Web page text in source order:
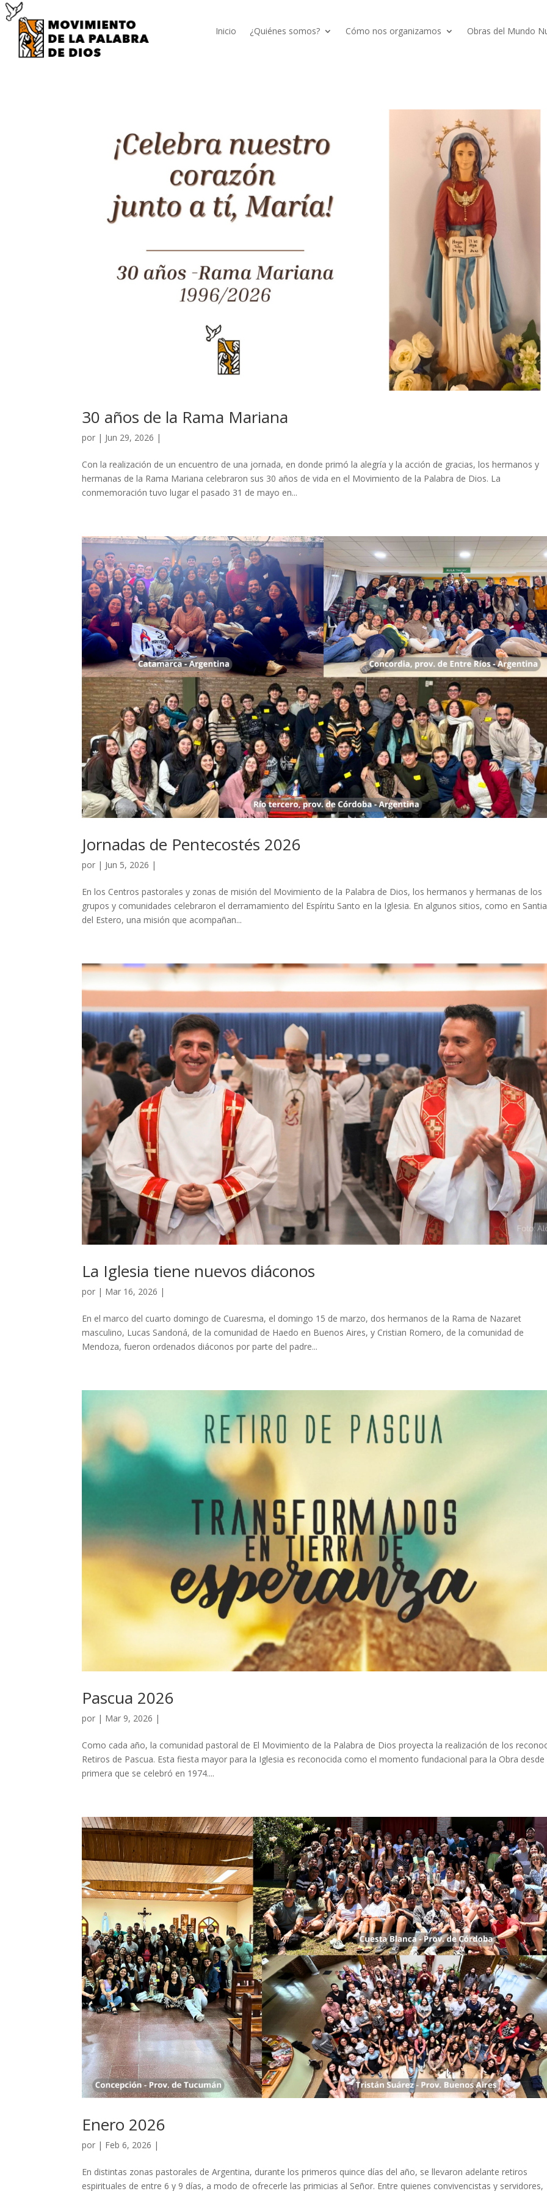
Inicio ¿Quiénes somos? Cómo nos organizamos Obras del Mundo
30 años de la Rama Mariana
por | Jun 29, 2026 |
Con la realización de un encuentro de una jornada, en donde primó la alegría y la acción de gracias, los hermanos y
hermanas de la Rama Mariana celebraron sus 30 años de vida en el Movimiento de la Palabra de Dios. La
conmemoración tuvo lugar el pasado 31 de mayo en...
Jornadas de Pentecostés 2026
por | Jun 5, 2026 |
En los Centros pastorales y zonas de misión del Movimiento de la Palabra de Dios, los hermanos y hermanas de los
grupos y comunidades celebraron el derramamiento del Espíritu Santo en la Iglesia. En algunos sitios, como en
del Estero, una misión que acompañan...
La Iglesia tiene nuevos diáconos
por | Mar 16, 2026 |
En el marco del cuarto domingo de Cuaresma, el domingo 15 de marzo, dos hermanos de la Rama de Nazaret
masculino, Lucas Sandoná, de la comunidad de Haedo en Buenos Aires, y Cristian Romero, de la comunidad de
Mendoza, fueron ordenados diáconos por parte del padre...
Pascua 2026
por | Mar 9, 2026 |
Como cada año, la comunidad pastoral de El Movimiento de la Palabra de Dios proyecta la realización de los
Retiros de Pascua. Esta fiesta mayor para la Iglesia es reconocida como el momento fundacional para la Obra desde
primera que se celebró en 1974....
Enero 2026
por | Feb 6, 2026 |
En distintas zonas pastorales de Argentina, durante los primeros quince días del año, se llevaron adelante retiros
espirituales de entre 6 y 9 días, a modo de ofrecerle las primicias al Señor. Entre quienes convivencistas y servidores,